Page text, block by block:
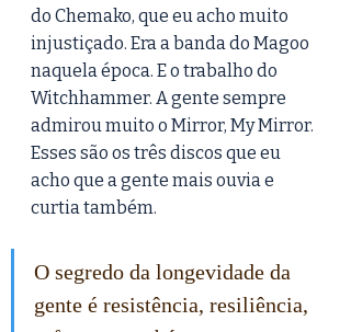
do Chemako, que eu acho muito
injustiçado. Era a banda do Magoo
naquela época. E o trabalho do
Witchhammer. A gente sempre
admirou muito o Mirror, My Mirror.
Esses são os três discos que eu
acho que a gente mais ouvia e
curtia também.
O segredo da longevidade da
gente é resistência, resiliência,